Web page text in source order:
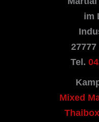
im
Tel.
Mixed